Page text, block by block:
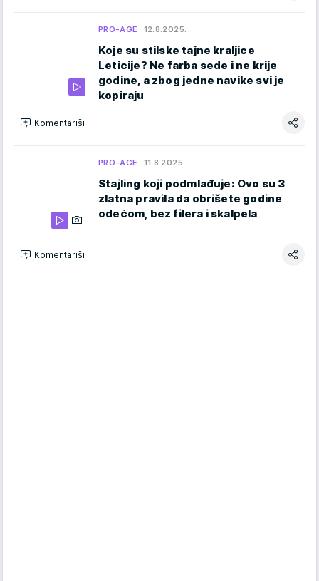
PRO-AGE 12.8.2025.
Koje su stilske tajne kraljice
Leticije? Ne farba sede i ne krije
godine, a zbog jedne navike svi je
kopiraju
Komentariši
PRO-AGE 11.8.2025.
Stajling koji podmlađuje: Ovo su 3
zlatna pravila da obrišete godine
odećom, bez filera i skalpela
Komentariši